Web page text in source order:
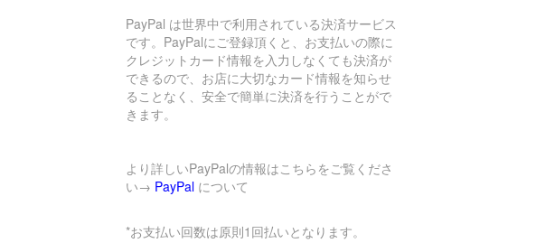
PayPal は世界中で利用されている決済サービス
です。PayPalにご登録頂くと、お支払いの際に
クレジットカード情報を入力しなくても決済が
できるので、お店に大切なカード情報を知らせ
ることなく、安全で簡単に決済を行うことがで
きます。
より詳しいPayPalの情報はこちらをご覧くださ
い→ PayPal について
*お支払い回数は原則1回払いとなります。